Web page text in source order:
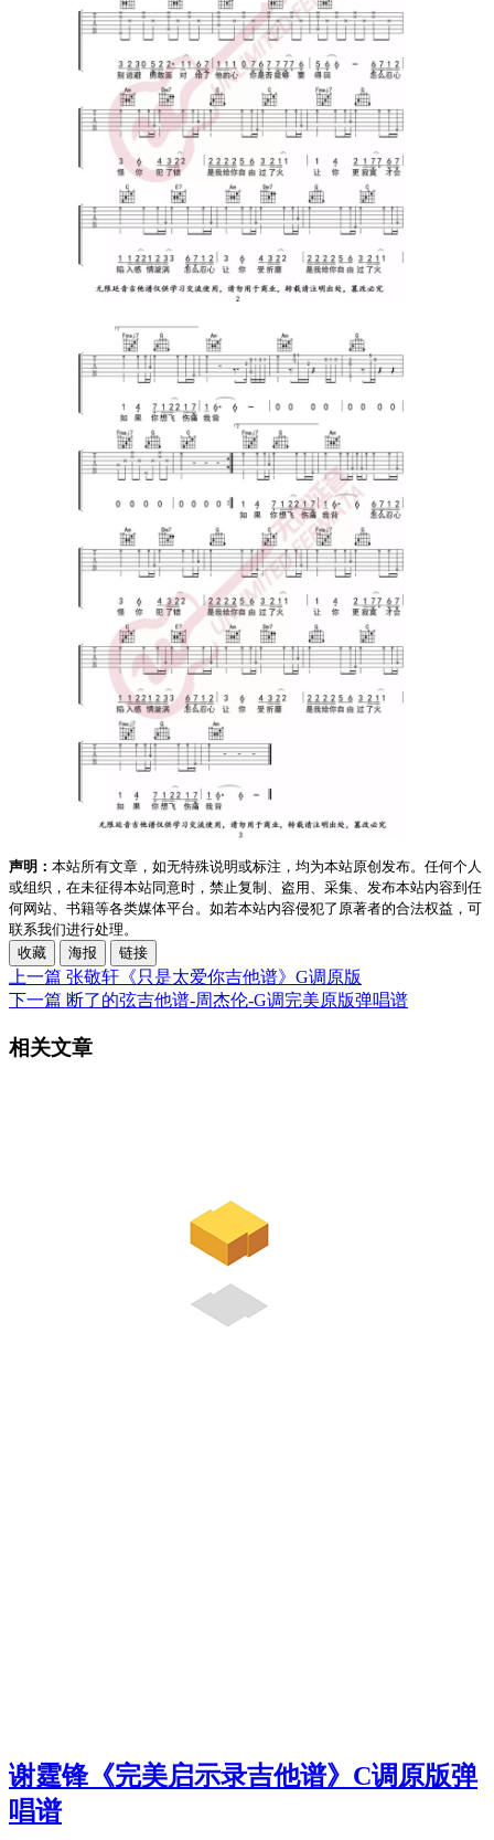
声明： 本站所有文章，如无特殊说明或标注，均为本站原创发布。任何个人
或组织，在未征得本站同意时，禁止复制、盗用、采集、发布本站内容到任
何网站、书籍等各类媒体平台。如若本站内容侵犯了原著者的合法权益，可
联系我们进行处理。
收藏
海报 链接
上一篇 张敬轩《只是太爱你吉他谱》G调原版
下一篇 断了的弦吉他谱-周杰伦-G调完美原版弹唱谱
相关文章
谢霆锋《完美启示录吉他谱》C调原版弹
唱谱